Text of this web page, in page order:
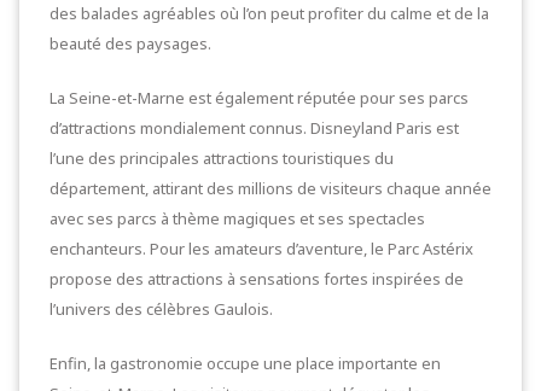
des balades agréables où l’on peut profiter du calme et de la
beauté des paysages.
La Seine-et-Marne est également réputée pour ses parcs
d’attractions mondialement connus. Disneyland Paris est
l’une des principales attractions touristiques du
département, attirant des millions de visiteurs chaque année
avec ses parcs à thème magiques et ses spectacles
enchanteurs. Pour les amateurs d’aventure, le Parc Astérix
propose des attractions à sensations fortes inspirées de
l’univers des célèbres Gaulois.
Enfin, la gastronomie occupe une place importante en